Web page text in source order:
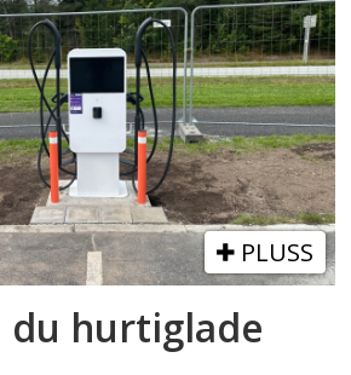
PLUSS
du hurtiglade